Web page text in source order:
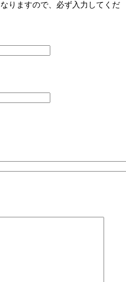
りますので、必ず入力してくだ